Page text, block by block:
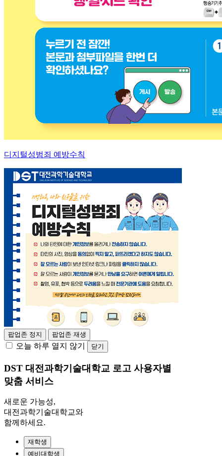
디지털성범죄 예방수칙
팝업존 정지 팝업존 재생
오늘 하루 열지 않기 닫기
DST 대전과학기술대학교 로고 사용자별
맞춤 서비스
새로운 가능성,
대전과학기술대학교와
함께하세요.
재학생
예비대학생